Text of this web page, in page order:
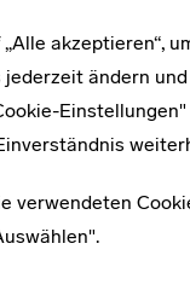
akzeptieren“,
ändern
verwendeten